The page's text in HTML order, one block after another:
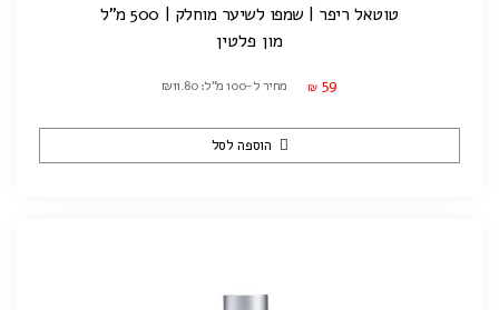
טוטאל ריפר | שמפו לשיער מוחלק | 500 מ"ל
מון פלטין
₪ 59 מחיר ל-100 מ"ל: ₪11.80
הוספה לסל